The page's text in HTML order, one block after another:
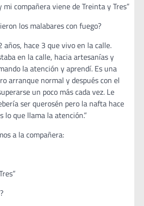
mi compañera viene de Treinta y Tres”
los malabares con fuego?
años, hace 3 que vivo en la calle.
en la calle, hacia artesanías y
la atención y aprendí. Es una
arranque normal y después con el
un poco más cada vez. Le
ser querosén pero la nafta hace
lo que llama la atención.”
a la compañera: